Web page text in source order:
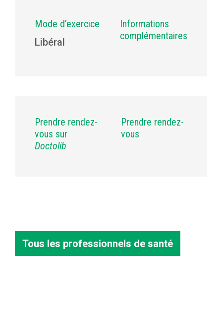
Mode d’exercice
Libéral
Informations
complémentaires
Prendre rendez-
vous sur
Doctolib
Prendre rendez-
vous
Tous les professionnels de santé